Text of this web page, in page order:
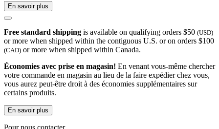
En savoir plus
Free standard shipping is available on qualifying orders $50 (USD)
or more when shipped within the contiguous U.S. or on orders $100
(CAD) or more when shipped within Canada.
Économies avec prise en magasin! En venant vous-même chercher
votre commande en magasin au lieu de la faire expédier chez vous,
vous aurez peut-être droit à des économies supplémentaires sur
certains produits.
En savoir plus
Pour nous contacter